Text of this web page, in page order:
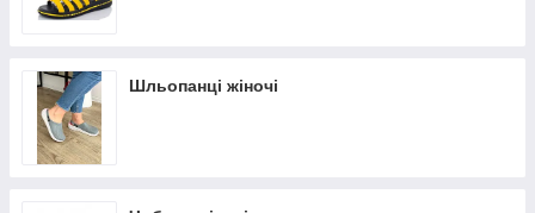
Шльопанці жіночі